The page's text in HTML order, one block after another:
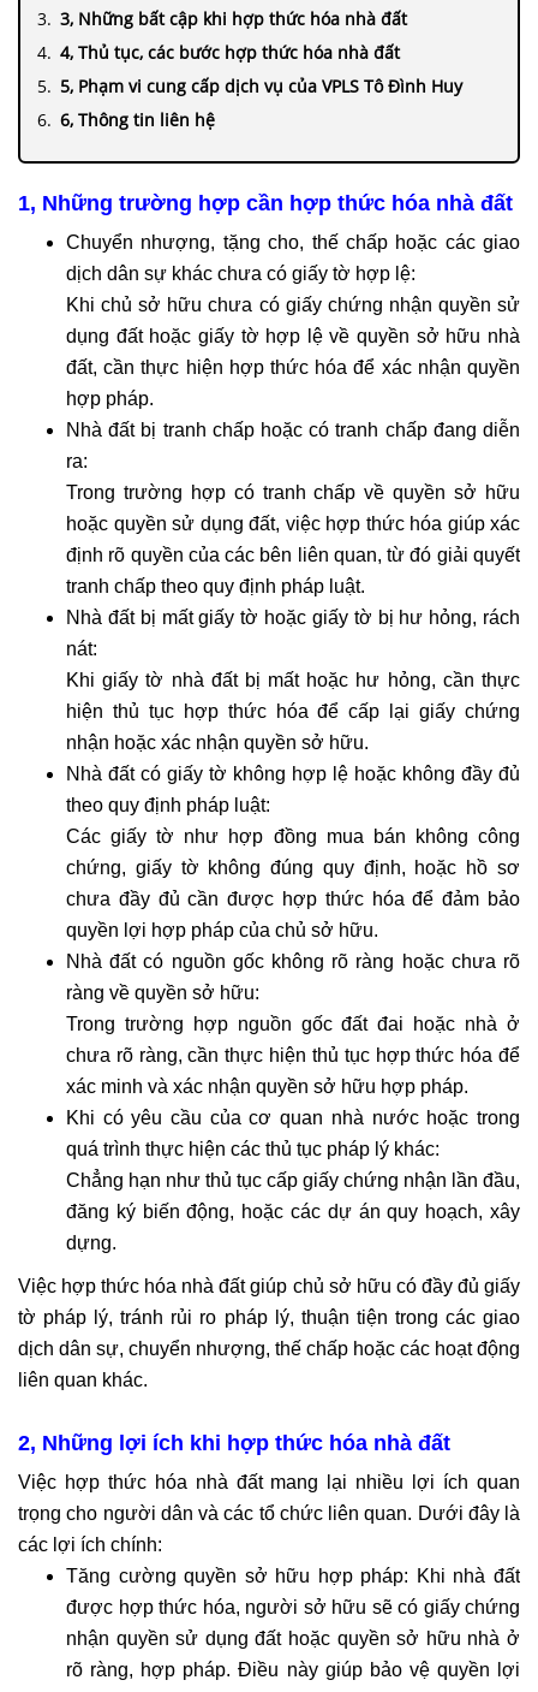
3, Những bất cập khi hợp thức hóa nhà đất
4, Thủ tục, các bước hợp thức hóa nhà đất
5, Phạm vi cung cấp dịch vụ của VPLS Tô Đình Huy
6, Thông tin liên hệ
1, Những trường hợp cần hợp thức hóa nhà đất
Chuyển nhượng, tặng cho, thế chấp hoặc các giao
dịch dân sự khác chưa có giấy tờ hợp lệ:
Khi chủ sở hữu chưa có giấy chứng nhận quyền sử
dụng đất hoặc giấy tờ hợp lệ về quyền sở hữu nhà
đất, cần thực hiện hợp thức hóa để xác nhận quyền
hợp pháp.
Nhà đất bị tranh chấp hoặc có tranh chấp đang diễn
ra:
Trong trường hợp có tranh chấp về quyền sở hữu
hoặc quyền sử dụng đất, việc hợp thức hóa giúp xác
định rõ quyền của các bên liên quan, từ đó giải quyết
tranh chấp theo quy định pháp luật.
Nhà đất bị mất giấy tờ hoặc giấy tờ bị hư hỏng, rách
nát:
Khi giấy tờ nhà đất bị mất hoặc hư hỏng, cần thực
hiện thủ tục hợp thức hóa để cấp lại giấy chứng
nhận hoặc xác nhận quyền sở hữu.
Nhà đất có giấy tờ không hợp lệ hoặc không đầy đủ
theo quy định pháp luật:
Các giấy tờ như hợp đồng mua bán không công
chứng, giấy tờ không đúng quy định, hoặc hồ sơ
chưa đầy đủ cần được hợp thức hóa để đảm bảo
quyền lợi hợp pháp của chủ sở hữu.
Nhà đất có nguồn gốc không rõ ràng hoặc chưa rõ
ràng về quyền sở hữu:
Trong trường hợp nguồn gốc đất đai hoặc nhà ở
chưa rõ ràng, cần thực hiện thủ tục hợp thức hóa để
xác minh và xác nhận quyền sở hữu hợp pháp.
Khi có yêu cầu của cơ quan nhà nước hoặc trong
quá trình thực hiện các thủ tục pháp lý khác:
Chẳng hạn như thủ tục cấp giấy chứng nhận lần đầu,
đăng ký biến động, hoặc các dự án quy hoạch, xây
dựng.
Việc hợp thức hóa nhà đất giúp chủ sở hữu có đầy đủ giấy
tờ pháp lý, tránh rủi ro pháp lý, thuận tiện trong các giao
dịch dân sự, chuyển nhượng, thế chấp hoặc các hoạt động
liên quan khác.
2, Những lợi ích khi hợp thức hóa nhà đất
Việc hợp thức hóa nhà đất mang lại nhiều lợi ích quan
trọng cho người dân và các tổ chức liên quan. Dưới đây là
các lợi ích chính:
Tăng cường quyền sở hữu hợp pháp: Khi nhà đất
được hợp thức hóa, người sở hữu sẽ có giấy chứng
nhận quyền sử dụng đất hoặc quyền sở hữu nhà ở
rõ ràng, hợp pháp. Điều này giúp bảo vệ quyền lợi